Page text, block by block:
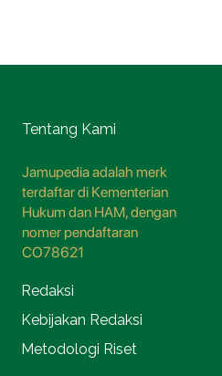
Tentang Kami
Jamupedia adalah merk
terdaftar di Kementerian
Hukum dan HAM, dengan
nomer pendaftaran
CO78621
Redaksi
Kebijakan Redaksi
Metodologi Riset